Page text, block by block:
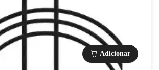
Adicionar